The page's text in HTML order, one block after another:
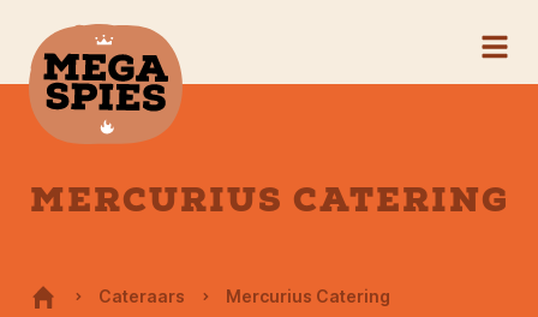
MERCURIUS CATERING
Cateraars Mercurius Catering